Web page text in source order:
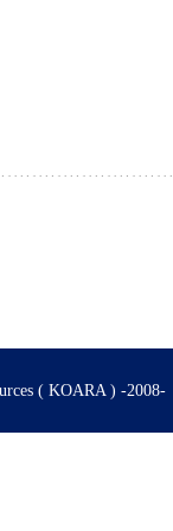
( KOARA ) -2008-